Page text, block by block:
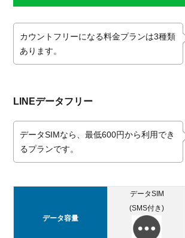
カウントフリーになる料金プランは3種類
あります。
LINEデータフリー
データSIMなら、最低600円から利用でき
るプランです。
データ容量
データSIM
(SMS付き)